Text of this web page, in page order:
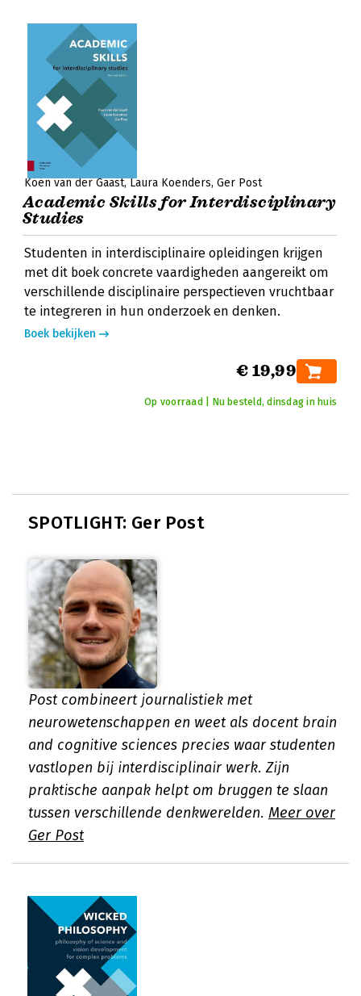
Koen van der Gaast Laura Koenders Ger Post
Academic Skills for Interdisciplinary
Studies
Studenten in interdisciplinaire opleidingen krijgen
met dit boek concrete vaardigheden aangereikt om
verschillende disciplinaire perspectieven vruchtbaar
te integreren in hun onderzoek en denken.
Boek bekijken
€ 19,99
Op voorraad | Nu besteld, dinsdag in huis
SPOTLIGHT: Ger Post
Post combineert journalistiek met
neurowetenschappen en weet als docent brain
and cognitive sciences precies waar studenten
vastlopen bij interdisciplinair werk. Zijn
praktische aanpak helpt om bruggen te slaan
tussen verschillende denkwerelden. Meer over
Ger Post